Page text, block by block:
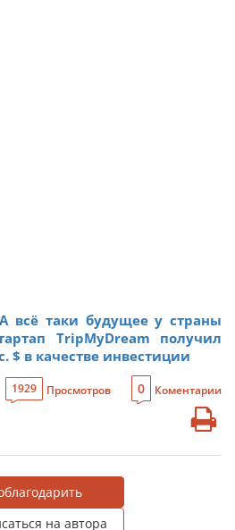
А всё таки будущее у страны
TripMyDream получил
$ в качестве инвестиции
1929 Просмотров 0 Коментарии
на автора